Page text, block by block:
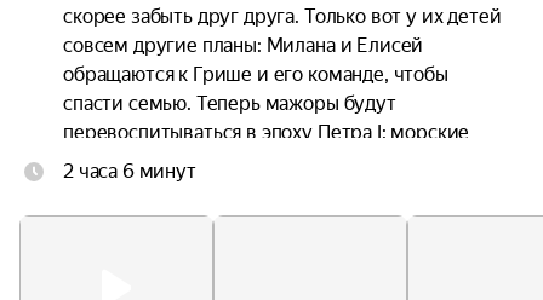
скорее забыть друг друга. Только вот у их детей
совсем другие планы: Милана и Елисей
обращаются к Грише и его команде, чтобы
спасти семью. Теперь мажоры будут
перевоспитываться в эпоху Петра I: морские
приключения и опасности заставят их
осознать, что нет ничего важнее семьи.
2 часа 6 минут